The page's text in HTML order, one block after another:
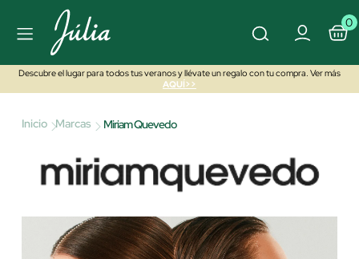
0
Descubre el lugar para todos tus veranos y llévate un regalo con tu compra. Ver más
AQUÍ>>
Inicio Marcas Miriam Quevedo